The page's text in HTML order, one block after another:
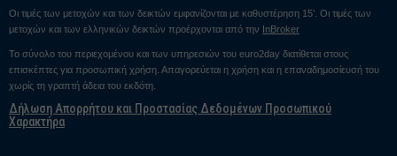
Οι τιμές των μετοχών και των δεικτών εμφανίζονται με καθυστέρηση 15’. Οι τιμές των
μετοχών και των ελληνικών δεικτών προέρχονται από την
InBroker
Το σύνολο του περιεχομένου και των υπηρεσιών του euro2day διατίθεται στους
επισκέπτες για προσωπική χρήση. Απαγορεύεται η χρήση και η επαναδημοσίευσή του
χωρίς τη γραπτή άδεια του εκδότη.
Δήλωση Απορρήτου και Προστασίας Δεδομένων Προσωπικού
Χαρακτήρα